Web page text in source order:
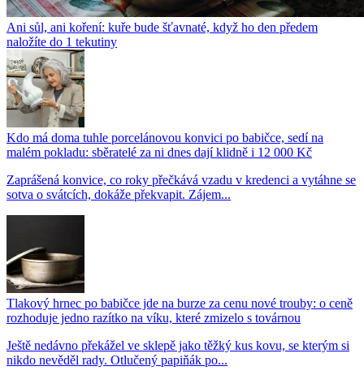
Ani sůl, ani koření: kuře bude šťavnaté, když ho den předem
naložíte do 1 tekutiny
Kdo má doma tuhle porcelánovou konvici po babičce, sedí na
malém pokladu: sběratelé za ni dnes dají klidně i 12 000 Kč
Zaprášená konvice, co roky přečkává vzadu v kredenci a vytáhne se
sotva o svátcích, dokáže překvapit. Zájem...
Tlakový hrnec po babičce jde na burze za cenu nové trouby: o ceně
rozhoduje jedno razítko na víku, které zmizelo s továrnou
Ještě nedávno překážel ve sklepě jako těžký kus kovu, se kterým si
nikdo nevěděl rady. Otlučený papiňák po...